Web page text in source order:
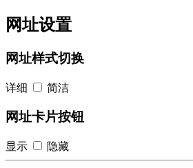
网址设置
网址样式切换
详细 简洁
网址卡片按钮
显示 隐藏